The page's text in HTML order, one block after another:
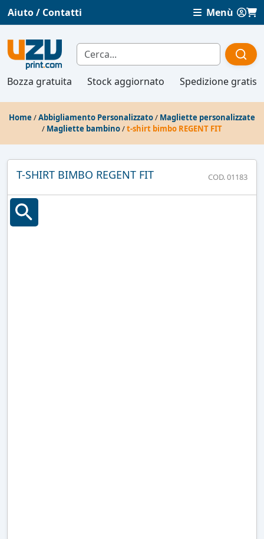
Aiuto / Contatti Menù
Bozza gratuita Stock aggiornato Spedizione gratis
Home /Abbigliamento Personalizzato/ Magliette personalizzate
/ Magliette bambino/t-shirt bimbo REGENT FIT
T-SHIRT BIMBO REGENT FIT COD. 01183